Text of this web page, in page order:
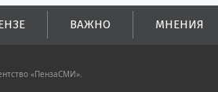
ВАЖНО МНЕНИЯ
«ПензаСМИ».